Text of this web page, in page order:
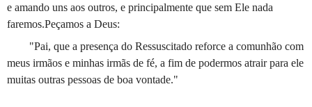
e amando uns aos outros, e principalmente que sem Ele nada
faremos.Peçamos a Deus:
"Pai, que a presença do Ressuscitado reforce a comunhão com
meus irmãos e minhas irmãs de fé, a fim de podermos atrair para ele
muitas outras pessoas de boa vontade."